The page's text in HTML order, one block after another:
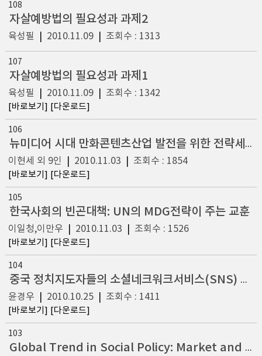
108
자살예방법의 필요성과 과제2
육성필 2010.11.09| 조회수 : 1313
107
자살예방법의 필요성과 과제1
육성필 2010.11.09| 조회수 : 1342
[바로보기] [다운로드]
106
뉴미디어 시대 만화콘텐츠산업 발전을 위한 전략세미나
이현세 외 9인
2010.11.03 조회수 : 1854
[바로보기] [다운로드]
105
한국사회의 빈곤대책: UN의 MDG전략이 주는 교훈
이일청,이만우 2010.11.03 조회수 : 1526
[바로보기] [다운로드]
104
중국 정치지도자들의 소셜네크워크서비스(SNS) 활용실태
윤경우
2010.10.25| 조회수 : 1411
[바로보기] [다운로드]
103
Global Trend in Social Policy: Market and Governmental Responses to Poverty and Disadvantage